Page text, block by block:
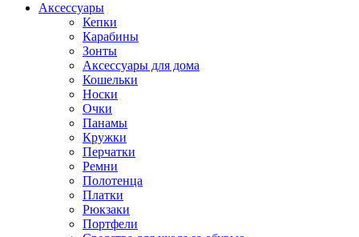
Аксессуары
Кепки
Карабины
Зонты
Аксессуары для дома
Кошельки
Носки
Очки
Панамы
Кружки
Перчатки
Ремни
Полотенца
Платки
Рюкзаки
Портфели